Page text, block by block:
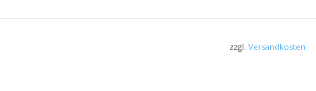
Gewässerkundlichen Dienststellen der Bundesländer Hessen,
zzgl. Versandkosten